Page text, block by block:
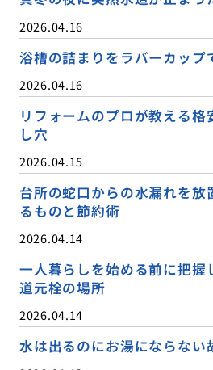
2026.04.16
浴槽の詰まりをラバーカップ
2026.04.16
リフォームのプロが教える格
し穴
2026.04.15
台所の蛇口からの水漏れを放
るものと節約術
2026.04.14
一人暮らしを始める前に把握
道元栓の場所
2026.04.14
水は出るのにお湯にならない